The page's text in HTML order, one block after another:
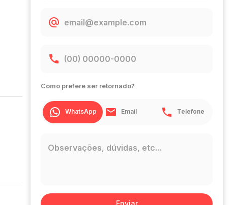
Como prefere ser retornado?
WhatsApp Email Telefone
Enviar